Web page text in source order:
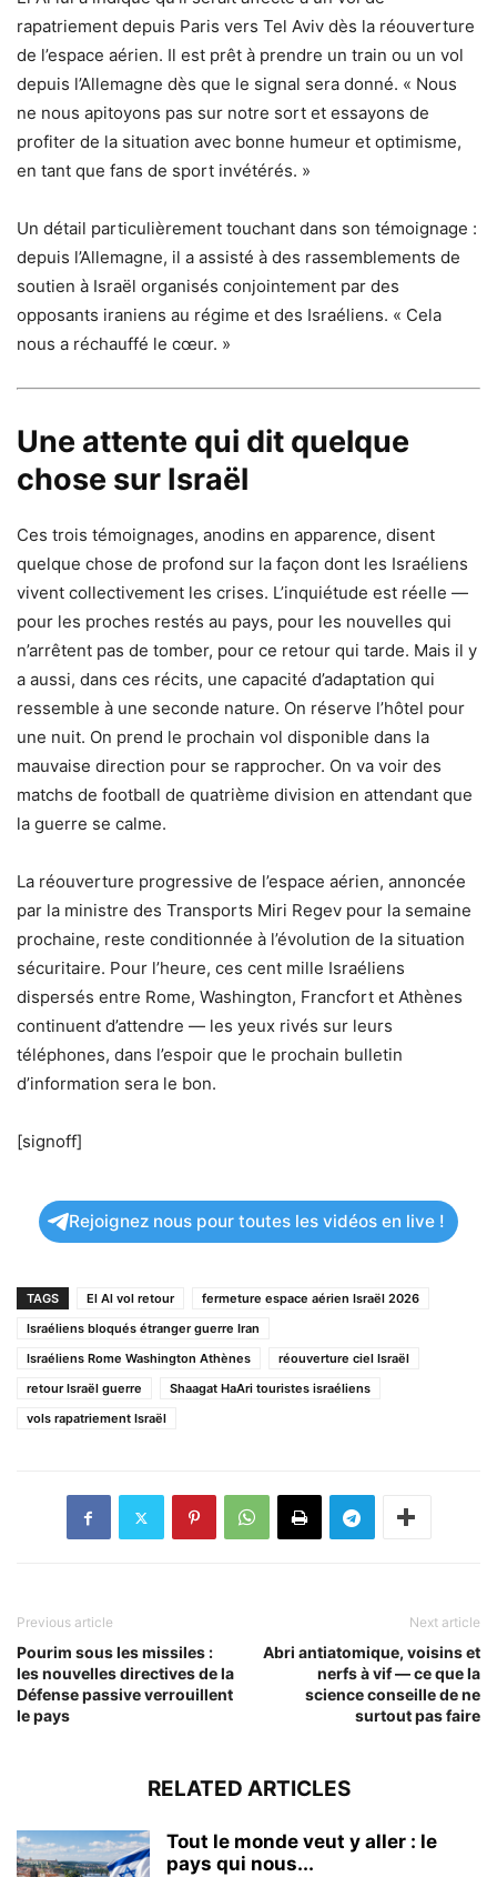
rapatriement depuis Paris vers Tel Aviv dès la réouverture
de l’espace aérien. Il est prêt à prendre un train ou un vol
depuis l’Allemagne dès que le signal sera donné. « Nous
ne nous apitoyons pas sur notre sort et essayons de
profiter de la situation avec bonne humeur et optimisme,
en tant que fans de sport invétérés. »
Un détail particulièrement touchant dans son témoignage :
depuis l’Allemagne, il a assisté à des rassemblements de
soutien à Israël organisés conjointement par des
opposants iraniens au régime et des Israéliens. « Cela
nous a réchauffé le cœur. »
Une attente qui dit quelque
chose sur Israël
Ces trois témoignages, anodins en apparence, disent
quelque chose de profond sur la façon dont les Israéliens
vivent collectivement les crises. L’inquiétude est réelle —
pour les proches restés au pays, pour les nouvelles qui
n’arrêtent pas de tomber, pour ce retour qui tarde. Mais il y
a aussi, dans ces récits, une capacité d’adaptation qui
ressemble à une seconde nature. On réserve l’hôtel pour
une nuit. On prend le prochain vol disponible dans la
mauvaise direction pour se rapprocher. On va voir des
matchs de football de quatrième division en attendant que
la guerre se calme.
La réouverture progressive de l’espace aérien, annoncée
par la ministre des Transports Miri Regev pour la semaine
prochaine, reste conditionnée à l’évolution de la situation
sécuritaire. Pour l’heure, ces cent mille Israéliens
dispersés entre Rome, Washington, Francfort et Athènes
continuent d’attendre — les yeux rivés sur leurs
téléphones, dans l’espoir que le prochain bulletin
d’information sera le bon.
[signoff]
Rejoignez nous pour toutes les vidéos en live !
TAGS El Al vol retour
fermeture espace aérien Israël 2026
Israéliens bloqués étranger guerre Iran
Israéliens Rome Washington Athènes
réouverture ciel Israël
retour Israël guerre
Shaagat HaAri touristes israéliens
vols rapatriement Israël
Previous article
Pourim sous les missiles :
les nouvelles directives de la
Défense passive verrouillent
le pays
Next article
Abri antiatomique, voisins et
nerfs à vif — ce que la
science conseille de ne
surtout pas faire
RELATED ARTICLES
Tout le monde veut y aller : le
pays qui nous...